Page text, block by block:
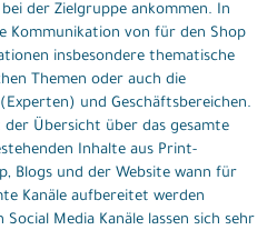
der Zielgruppe ankommen. In
Kommunikation von für den Shop
insbesondere thematische
Themen oder auch die
und Geschäftsbereichen.
Übersicht über das gesamte
Inhalte aus Print-
Blogs und der Website wann für
Kanäle aufbereitet werden
Media Kanäle lassen sich sehr